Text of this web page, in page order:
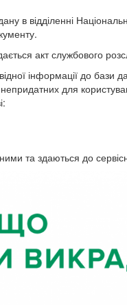
в відділенні
акт службового
інформації до бази
для
та здаються до